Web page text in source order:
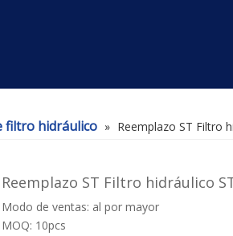
filtro hidráulico » Reemplazo ST Filtro
Reemplazo ST Filtro hidráulico
Modo de ventas: al por mayor
MOQ: 10pcs